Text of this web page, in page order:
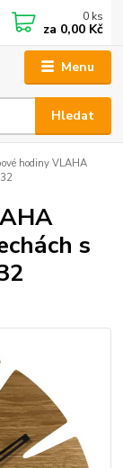
Menu
Hledat
0 ks
za 0,00 Kč
hodiny VLAHA
s